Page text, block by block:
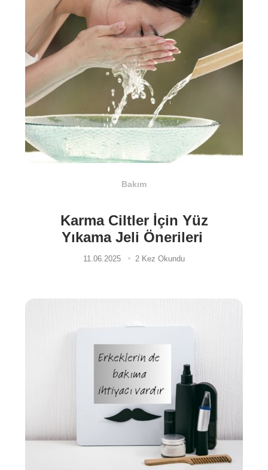
Bakım
⁠Karma Ciltler İçin Yüz
Yıkama Jeli Önerileri
11.06.2025 2 Kez Okundu